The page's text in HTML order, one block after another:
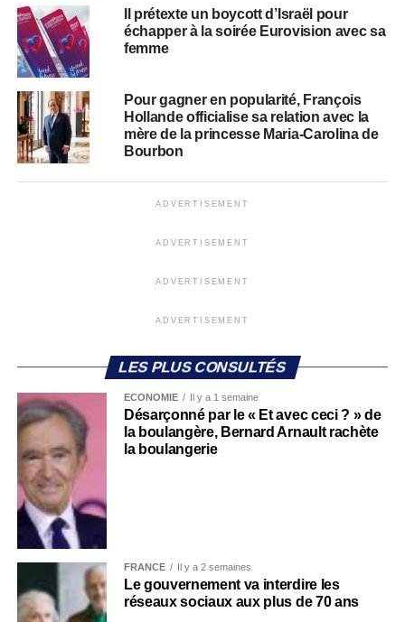
Il prétexte un boycott d’Israël pour
échapper à la soirée Eurovision avec sa
femme
Pour gagner en popularité, François
Hollande officialise sa relation avec la
mère de la princesse Maria-Carolina de
Bourbon
ADVERTISEMENT
ADVERTISEMENT
ADVERTISEMENT
ADVERTISEMENT
LES PLUS CONSULTÉS
ECONOMIE Il y a 1 semaine
Désarçonné par le « Et avec ceci ? » de
la boulangère, Bernard Arnault rachète
la boulangerie
FRANCE Il y a 2 semaines
Le gouvernement va interdire les
réseaux sociaux aux plus de 70 ans